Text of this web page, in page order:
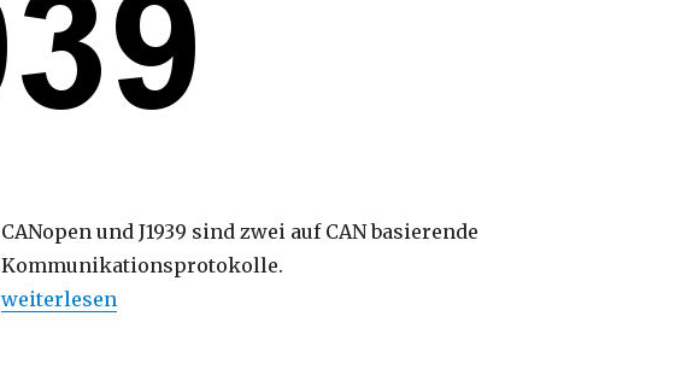
CANopen und J1939 sind zwei auf CAN basierende
Kommunikationsprotokolle.
„Vergleich CANopen – J1939“
weiterlesen